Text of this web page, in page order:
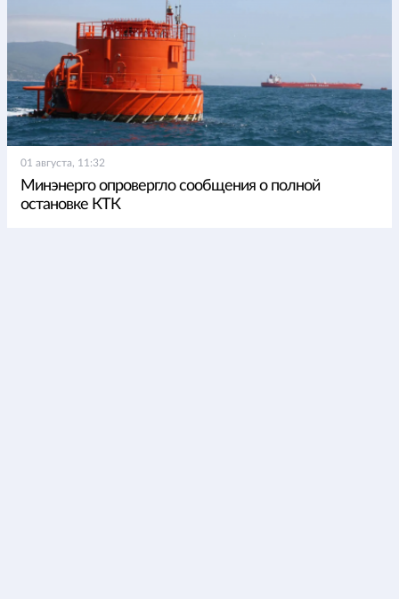
01 августа, 11:32
Минэнерго опровергло сообщения о полной
остановке КТК